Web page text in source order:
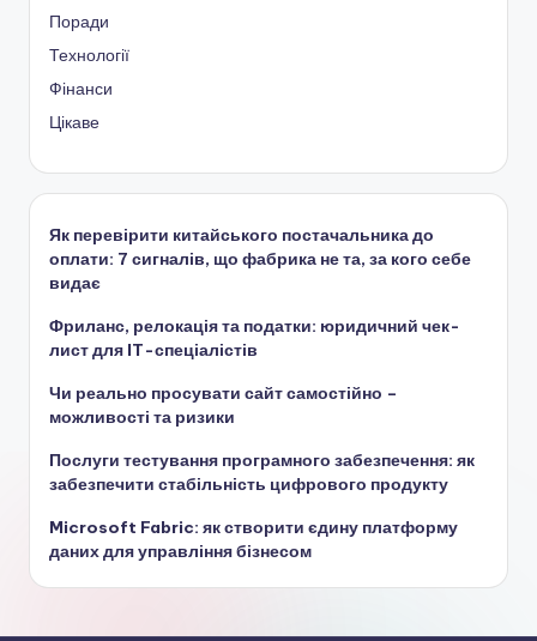
Поради
Технології
Фінанси
Цікаве
Як перевірити китайського постачальника до
оплати: 7 сигналів, що фабрика не та, за кого себе
видає
Фриланс, релокація та податки: юридичний чек-
лист для IT-спеціалістів
Чи реально просувати сайт самостійно –
можливості та ризики
Послуги тестування програмного забезпечення: як
забезпечити стабільність цифрового продукту
Microsoft Fabric: як створити єдину платформу
даних для управління бізнесом